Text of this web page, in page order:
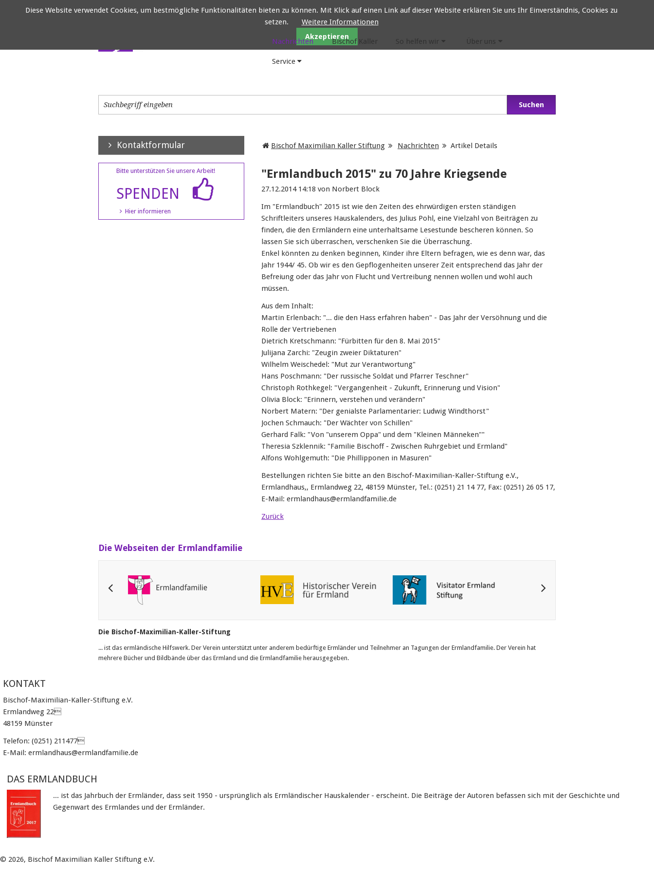
Bischof Maximilian Kaller Stiftung e.V.
Nachrichten
Bischof Kaller So helfen wir Über uns
Service
Bischof Maximilian Kaller Stiftung Nachrichten Artikel Details
"Ermlandbuch 2015" zu 70 Jahre Kriegsende
27.12.2014 14:18 von Norbert Block
Im "Ermlandbuch" 2015 ist wie den Zeiten des ehrwürdigen ersten ständigen
Schriftleiters unseres Hauskalenders, des Julius Pohl, eine Vielzahl von Beiträgen zu
finden, die den Ermländern eine unterhaltsame Lesestunde bescheren können. So
lassen Sie sich überraschen, verschenken Sie die Überraschung.
Enkel könnten zu denken beginnen, Kinder ihre Eltern befragen, wie es denn war, das
Jahr 1944/ 45. Ob wir es den Gepflogenheiten unserer Zeit entsprechend das Jahr der
Befreiung oder das Jahr von Flucht und Vertreibung nennen wollen und wohl auch
müssen.
Aus dem Inhalt:
Martin Erlenbach: "... die den Hass erfahren haben" - Das Jahr der Versöhnung und die
Rolle der Vertriebenen
Dietrich Kretschmann: "Fürbitten für den 8. Mai 2015"
Julijana Zarchi: "Zeugin zweier Diktaturen"
Wilhelm Weischedel: "Mut zur Verantwortung"
Hans Poschmann: "Der russische Soldat und Pfarrer Teschner"
Christoph Rothkegel: "Vergangenheit - Zukunft, Erinnerung und Vision"
Olivia Block: "Erinnern, verstehen und verändern"
Norbert Matern: "Der genialste Parlamentarier: Ludwig Windthorst"
Jochen Schmauch: "Der Wächter von Schillen"
Gerhard Falk: "Von "unserem Oppa" und dem "Kleinen Männeken""
Theresia Szklennik: "Familie Bischoff - Zwischen Ruhrgebiet und Ermland"
Alfons Wohlgemuth: "Die Phillipponen in Masuren"
Bestellungen richten Sie bitte an den Bischof-Maximilian-Kaller-Stiftung e.V.,
Ermlandhaus,, Ermlandweg 22, 48159 Münster, Tel.: (0251) 21 14 77, Fax: (0251) 26 05 17,
E-Mail: ermlandhaus@ermlandfamilie.de
Zurück
Kontaktformular
Bitte unterstützen Sie unsere Arbeit!
SPENDEN
Hier informieren
Die Webseiten der Ermlandfamilie
Die Bischof-Maximilian-Kaller-Stiftung
... ist das ermländische Hilfswerk. Der Verein unterstützt unter anderem bedürftige Ermländer und Teilnehmer an Tagungen der Ermlandfamilie. Der Verein hat
mehrere Bücher und Bildbände über das Ermland und die Ermlandfamilie herausgegeben.
KONTAKT
Bischof-Maximilian-Kaller-Stiftung e.V.
Ermlandweg 22
48159 Münster
Telefon: (0251) 211477
E-Mail: ermlandhaus@ermlandfamilie.de
DAS ERMLANDBUCH
... ist das Jahrbuch der Ermländer, dass seit 1950 - ursprünglich als Ermländischer Hauskalender - erscheint. Die Beiträge der Autoren befassen sich mit der Geschichte und
Gegenwart des Ermlandes und der Ermländer.
© 2026, Bischof Maximilian Kaller Stiftung e.V.
Diese Website verwendet Cookies, um bestmögliche Funktionalitäten bieten zu können. Mit Klick auf einen Link auf dieser Website erklären Sie uns Ihr Einverständnis, Cookies zu
setzen.
Weitere Informationen
Akzeptieren